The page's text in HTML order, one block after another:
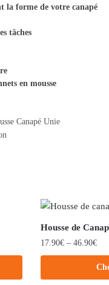
la forme de votre canapé
tâches
en mousse
Canapé Unie
Housse de
17.90€ – 46.90€